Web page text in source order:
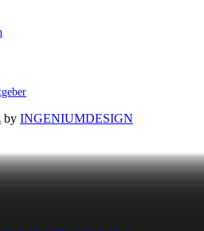
by INGENIUMDESIGN